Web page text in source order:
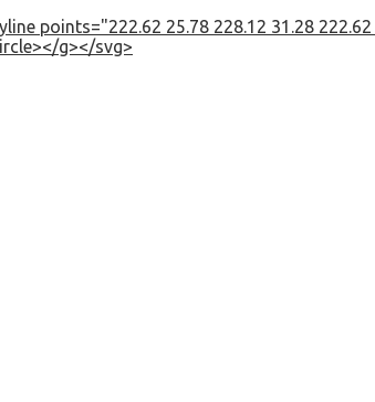
points="222.62 25.78 228.12 31.28
g></svg>